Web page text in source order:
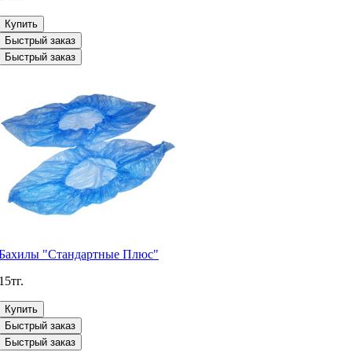
Купить
Быстрый заказ
Быстрый заказ
"Стандартные Плюс"
Купить
Быстрый заказ
Быстрый заказ